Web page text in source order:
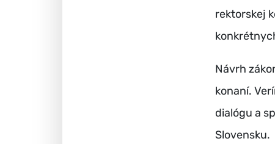
rektorskej
Návrh
konaní.
dialógu a
Slovensku.